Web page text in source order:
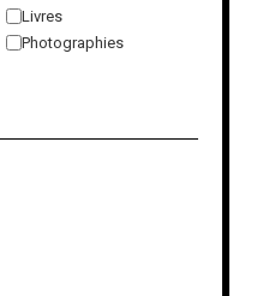
Livres
Photographies